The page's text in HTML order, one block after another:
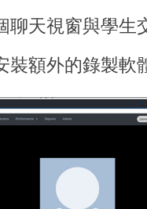
聊天視窗與學生
裝額外的錄製軟